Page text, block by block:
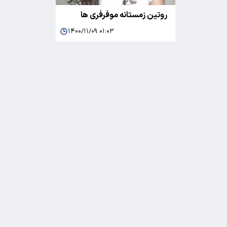
روتین زمستانه موفرفری ها
۱۴۰۰/۱۱/۰۹ ۰۱:۰۳